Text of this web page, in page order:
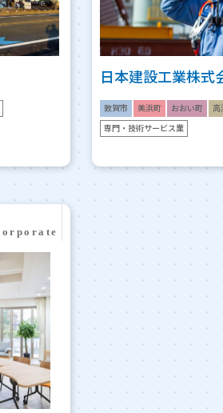
日本建設工業株
敦賀市 美浜町 おおい町 高
専門・技術サービス業